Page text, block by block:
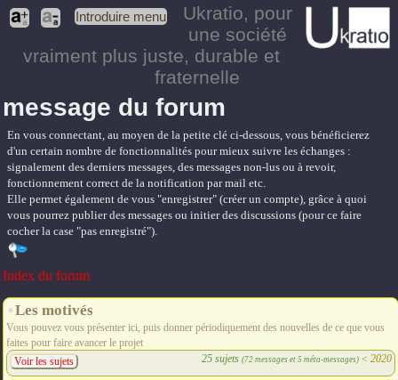
Introduire menu Ukratio, pour
une société
vraiment plus juste, durable et
fraternelle
message du forum
En vous connectant, au moyen de la petite clé ci-dessous, vous bénéficierez
d'un certain nombre de fonctionnalités pour mieux suivre les échanges :
signalement des derniers messages, des messages non-lus ou à revoir,
fonctionnement correct de la notification par mail etc.
Elle permet également de vous "enregistrer" (créer un compte), grâce à quoi
vous pourrez publier des messages ou initier des discussions (pour ce faire
cocher la case "pas enregistré").
Index du forum
Les motivés
Vous pouvez vous présenter ici, puis donner périodiquement des nouvelles de ce que vous
faites pour faire avancer le projet
25 sujets (72 messages et 5 méta-messages) < 2020
Voir les sujets